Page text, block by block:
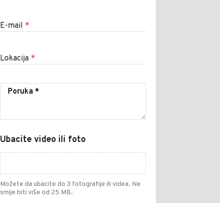
E-mail *
Lokacija *
Ubacite video ili foto
Možete da ubacite do 3 fotografije ili videa. Ne
smije biti više od 25 MB.